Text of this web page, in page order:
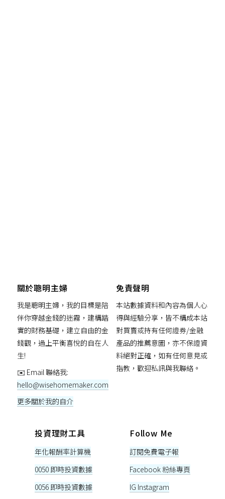
關於聰明主婦
我是聰明主婦，我的目標是陪
伴你穿越金錢的迷霧，建構踏
實的財務基礎，建立自由的金
錢觀，過上平衡喜悅的自在人
生!
✉️ Email 聯絡我:
hello@wisehomemaker.com
更多關於我的自介
免責聲明
本站數據資料和內容為個人心
得與經驗分享，皆不構成本站
對買賣或持有任何證券/金融
產品的推薦意圖，亦不保證資
料絕對正確，如有任何意見或
指教，歡迎私訊與我聯絡。
投資理財工具
年化報酬率計算機
0050 即時投資數據
0056 即時投資數據
Follow Me
訂閱免費電子報
Facebook 粉絲專頁
IG Instagram